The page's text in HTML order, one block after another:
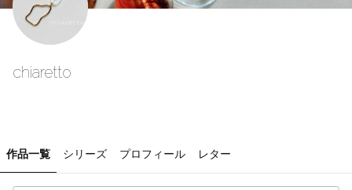
chiaretto
作品一覧 シリーズ プロフィール レター